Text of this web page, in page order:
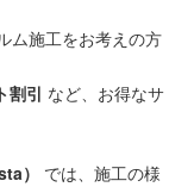
ム施工をお考えの方
割引 など、お得なサ
）
では、施工の様